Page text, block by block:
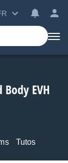
Body EVH
Tutos